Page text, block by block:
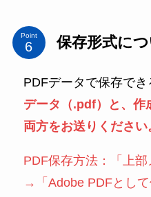
Point 保存形式に
PDFデータで保存でき
データ（.pdf）と、
両方をお送りください
PDF保存方法：「上
→「Adobe PDFとして